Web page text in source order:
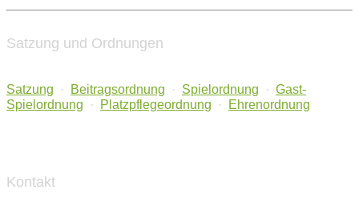
Satzung und Ordnungen
Satzung · Beitragsordnung · Spielordnung · Gast-
Spielordnung
· Platzpflegeordnung · Ehrenordnung
Kontakt